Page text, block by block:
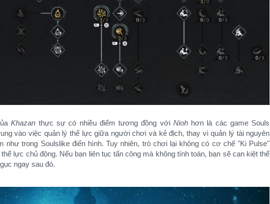
Khazan thực sự có nhiều điểm tương đồng với Niohhơn là các game Souls
vào việc quản lý thể lực giữa người chơi và kẻ địch, thay vì quản lý tài nguyên
như trong Soulslike điển hình. Tuy nhiên, trò chơi lại không có cơ chế "Ki Pulse"
lực chủ động. Nếu bạn liên tục tấn công mà không tính toán, bạn sẽ cạn kiệt thể
ngay sau đó.